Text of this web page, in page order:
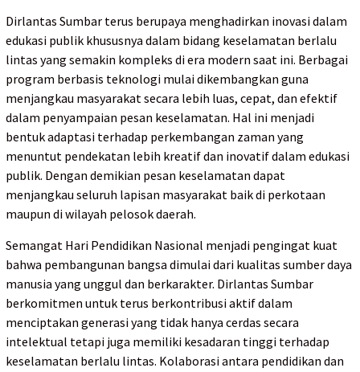
Dirlantas Sumbar terus berupaya menghadirkan inovasi dalam
edukasi publik khususnya dalam bidang keselamatan berlalu
lintas yang semakin kompleks di era modern saat ini. Berbagai
program berbasis teknologi mulai dikembangkan guna
menjangkau masyarakat secara lebih luas, cepat, dan efektif
dalam penyampaian pesan keselamatan. Hal ini menjadi
bentuk adaptasi terhadap perkembangan zaman yang
menuntut pendekatan lebih kreatif dan inovatif dalam edukasi
publik. Dengan demikian pesan keselamatan dapat
menjangkau seluruh lapisan masyarakat baik di perkotaan
maupun di wilayah pelosok daerah.
Semangat Hari Pendidikan Nasional menjadi pengingat kuat
bahwa pembangunan bangsa dimulai dari kualitas sumber daya
manusia yang unggul dan berkarakter. Dirlantas Sumbar
berkomitmen untuk terus berkontribusi aktif dalam
menciptakan generasi yang tidak hanya cerdas secara
intelektual tetapi juga memiliki kesadaran tinggi terhadap
keselamatan berlalu lintas. Kolaborasi antara pendidikan dan